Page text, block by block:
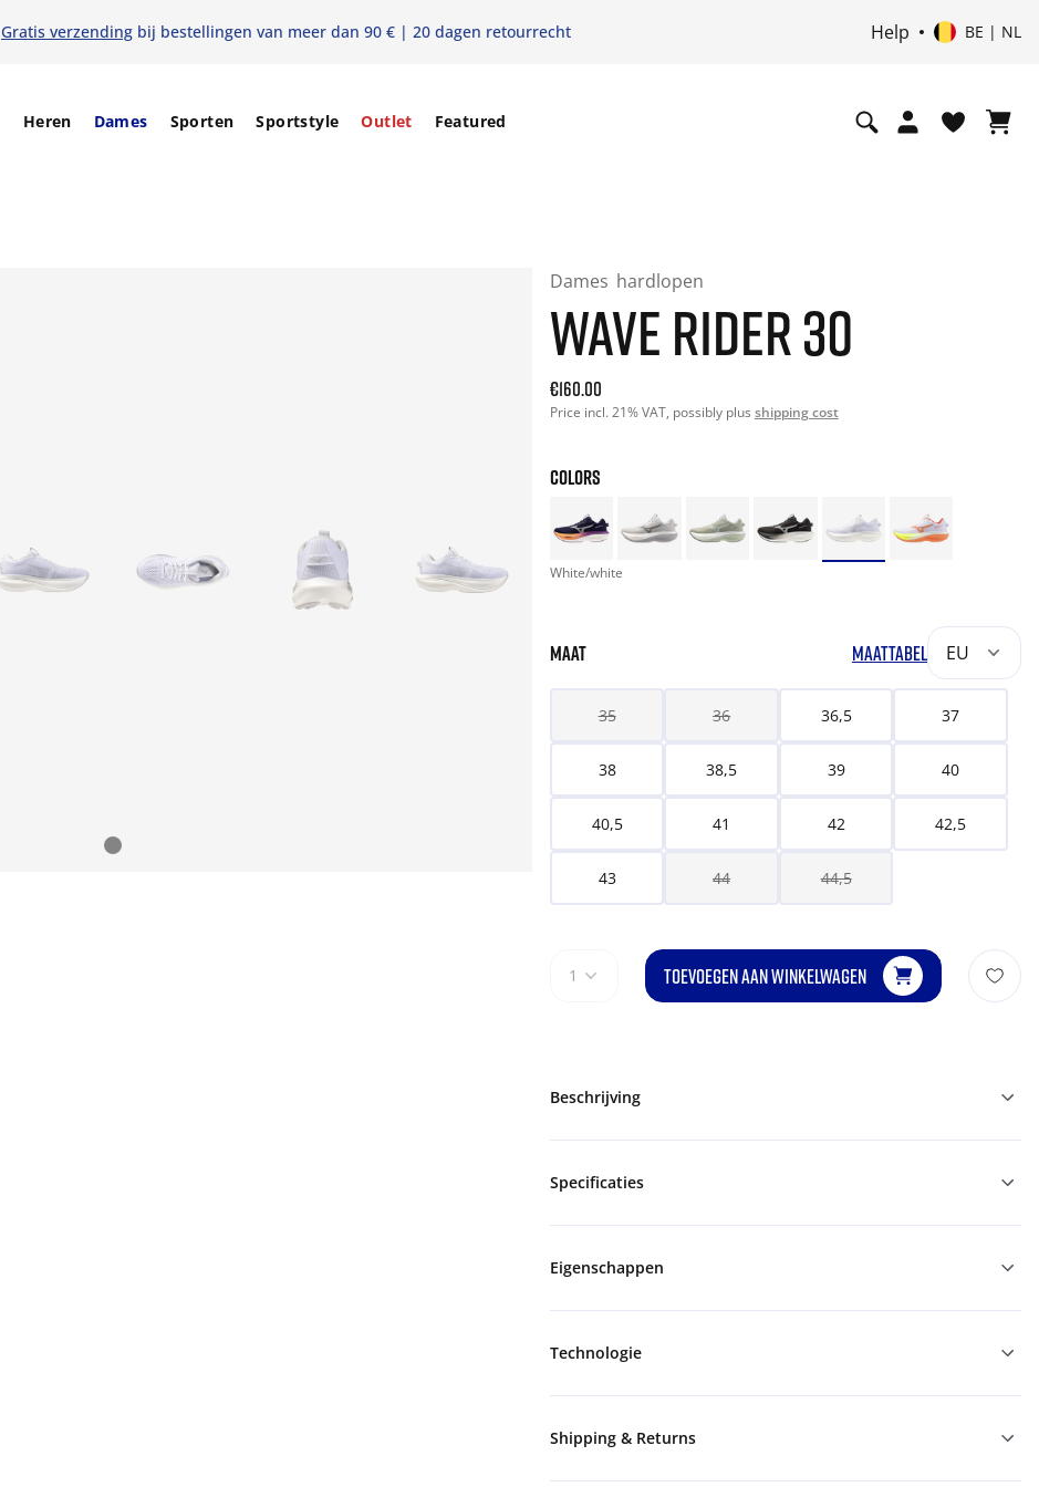
Gratis verzending bij bestellingen van meer dan 90 € | 20 dagen retourrecht Help BE | NL
Heren Dames Sporten Sportstyle Outlet Featured
Dames hardlopen
WAVE RIDER 30
Current price: 160.00. Price incl. 21% VAT and possibly
€160.00
Price incl. 21% VAT, possibly plus shipping cost
COLORS
White/white
MAAT MAATTABEL EU
35 36 36,5 37
38 38,5 39 40
40,5 41 42 42,5
43 44 44,5
1 TOEVOEGEN AAN WINKELWAGEN
Beschrijving
Specificaties
Eigenschappen
Technologie
Shipping & Returns